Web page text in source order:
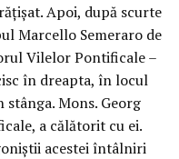
Apoi, după scurte
Marcello Semeraro de
Vilelor Pontificale –
în dreapta, în locul
Mons. Georg
a călătorit cu ei.
acestei întâlniri